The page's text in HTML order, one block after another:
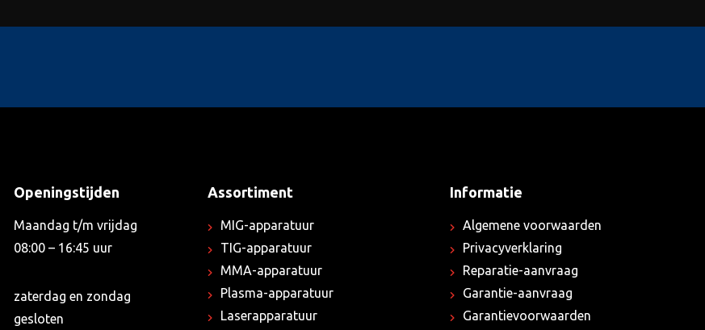
Openingstijden
Maandag t/m vrijdag
08:00 – 16:45 uur
zaterdag en zondag
gesloten
Assortiment
MIG-apparatuur
TIG-apparatuur
MMA-apparatuur
Plasma-apparatuur
Laserapparatuur
Informatie
Algemene voorwaarden
Privacyverklaring
Reparatie-aanvraag
Garantie-aanvraag
Garantievoorwaarden